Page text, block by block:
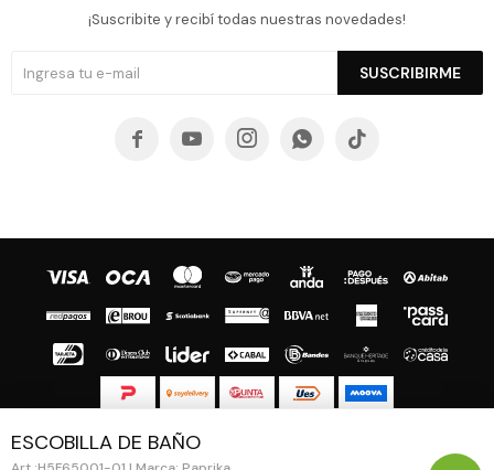
ESCOBILLA DE BAÑO
¡Suscribite y recibí todas nuestras novedades!
SUSCRIBIRME
    
© Copyright 2026 / Guapa - Paprika